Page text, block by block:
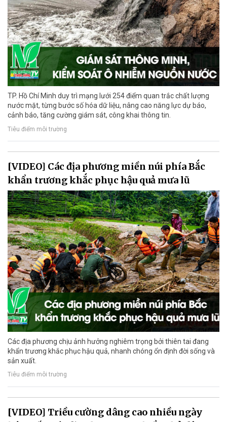
TP. Hồ Chí Minh duy trì mạng lưới 254 điểm quan trắc chất lượng
nước mặt, từng bước số hóa dữ liệu, nâng cao năng lực dự báo,
cảnh báo, tăng cường giám sát, công khai thông tin.
Tiêu điểm môi trường
[VIDEO] Các địa phương miền núi phía Bắc
khẩn trương khắc phục hậu quả mưa lũ
Các địa phương chịu ảnh hưởng nghiêm trọng bởi thiên tai đang
khẩn trương khắc phục hậu quả, nhanh chóng ổn định đời sống và
sản xuất.
Tiêu điểm môi trường
[VIDEO] Triều cường dâng cao nhiều ngày